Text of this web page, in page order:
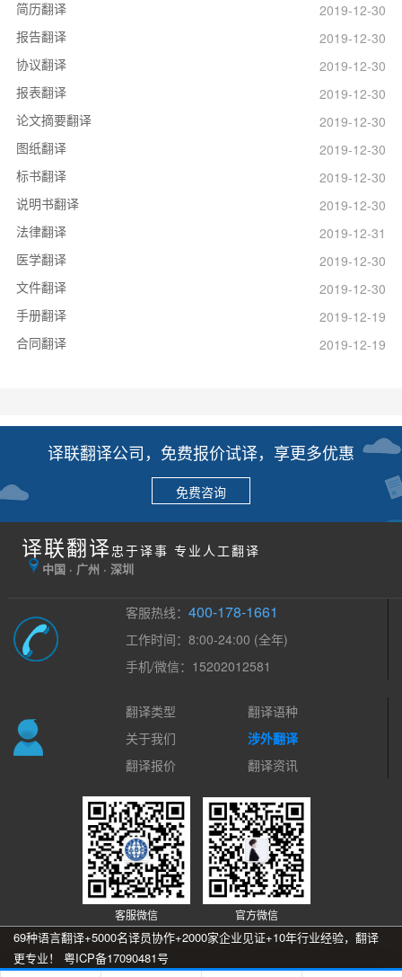
简历翻译
2019-12-30
报告翻译
2019-12-30
协议翻译
2019-12-30
报表翻译
2019-12-30
论文摘要翻译
2019-12-30
图纸翻译
2019-12-30
标书翻译
2019-12-30
说明书翻译
2019-12-30
法律翻译
2019-12-31
医学翻译
2019-12-30
文件翻译
2019-12-30
手册翻译
2019-12-19
合同翻译
2019-12-19
译联翻译公司，免费报价试译，享更多优惠
免费咨询
译联翻译 忠于译事 专业人工翻译
中国 · 广州 · 深圳
客服热线：400-178-1661
工作时间：8:00-24:00 (全年)
手机/微信：15202012581
翻译类型
翻译语种
关于我们
涉外翻译
翻译报价
翻译资讯
客服微信 官方微信
69种语言翻译+5000名译员协作+2000家企业见证+10年行业经验，翻译
更专业！ 粤ICP备17090481号